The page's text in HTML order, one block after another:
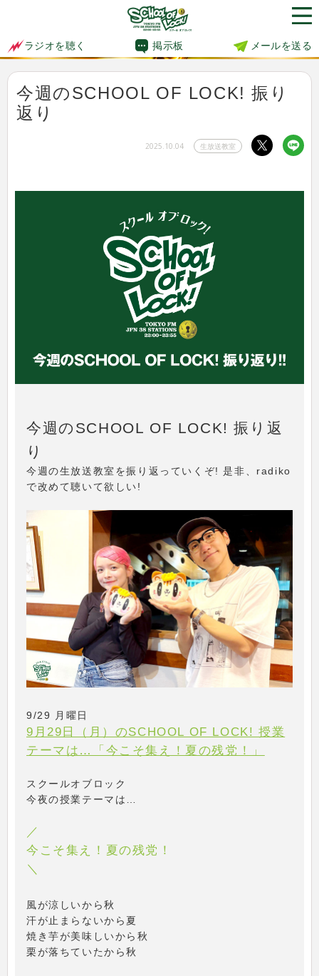
ラジオを聴く 掲示板 メールを送る
今週のSCHOOL OF LOCK! 振り
返り
2025.10.04 生放送教室
今週のSCHOOL OF LOCK! 振り返
り
今週の生放送教室を振り返っていくぞ! 是非、radiko
で改めて聴いて欲しい!
9/29 月曜日
9月29日（月）のSCHOOL OF LOCK! 授業
テーマは…「今こそ集え！夏の残党！」
スクールオブロック
今夜の授業テーマは…
／
今こそ集え！夏の残党！
＼
風が涼しいから秋
汗が止まらないから夏
焼き芋が美味しいから秋
栗が落ちていたから秋